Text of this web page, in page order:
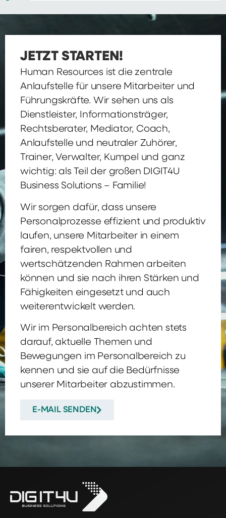
JETZT STARTEN!
Human Resources ist die zentrale
Anlaufstelle für unsere Mitarbeiter und
Führungskräfte. Wir sehen uns als
Dienstleister, Informationsträger,
Rechtsberater, Mediator, Coach,
Anlaufstelle und neutraler Zuhörer,
Trainer, Verwalter, Kumpel und ganz
wichtig: als Teil der großen DIGIT4U
Business Solutions – Familie!
Wir sorgen dafür, dass unsere
Personalprozesse effizient und produktiv
laufen, unsere Mitarbeiter in einem
fairen, respektvollen und
wertschätzenden Rahmen arbeiten
können und sie nach ihren Stärken und
Fähigkeiten eingesetzt und auch
weiterentwickelt werden.
Wir im Personalbereich achten stets
darauf, aktuelle Themen und
Bewegungen im Personalbereich zu
kennen und sie auf die Bedürfnisse
unserer Mitarbeiter abzustimmen.
E-MAIL SENDEN